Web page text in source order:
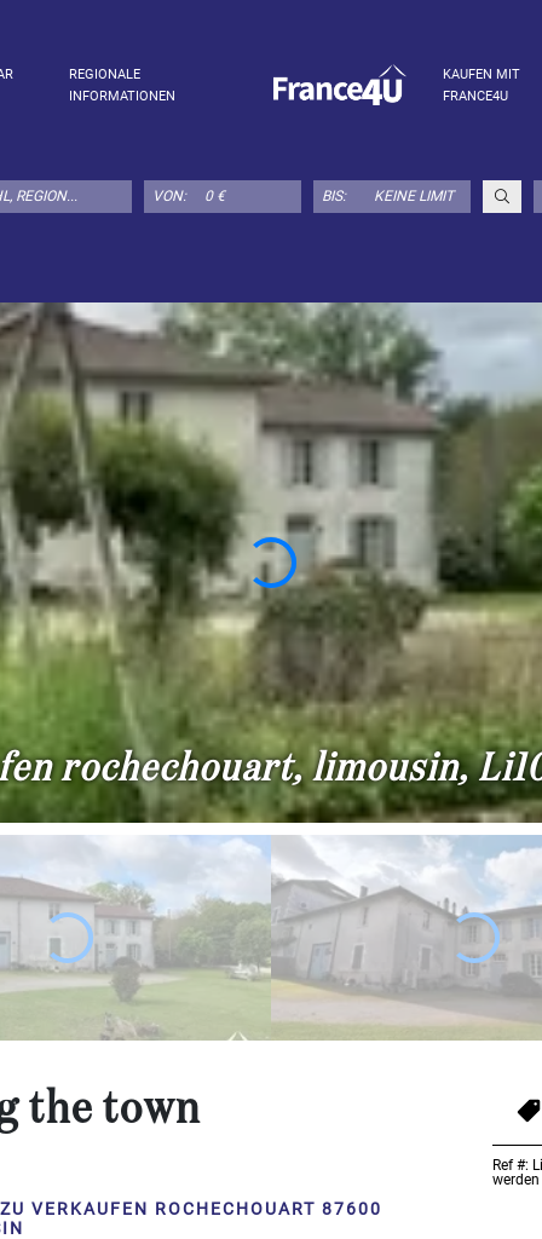
REGIONALE
INFORMATIONEN
KAUFEN MIT
FRANCE4U
VON: BIS:
rochechouart, limousin,
the town
Ref #:
VERKAUFEN ROCHECHOUART 87600